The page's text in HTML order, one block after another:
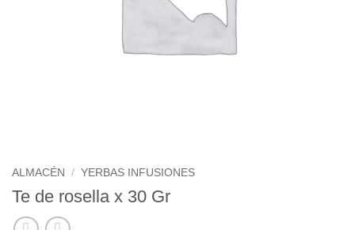
ALMACÉN / YERBAS INFUSIONES
Te de rosella x 30 Gr